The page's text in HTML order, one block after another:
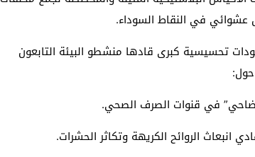
عشوائي في النقاط السوداء.
تحسيسية كبرى قادها منشطو البيئة التابعون
في قنوات الصرف الصحي.
انبعاث الروائح الكريهة وتكاثر الحشرات.